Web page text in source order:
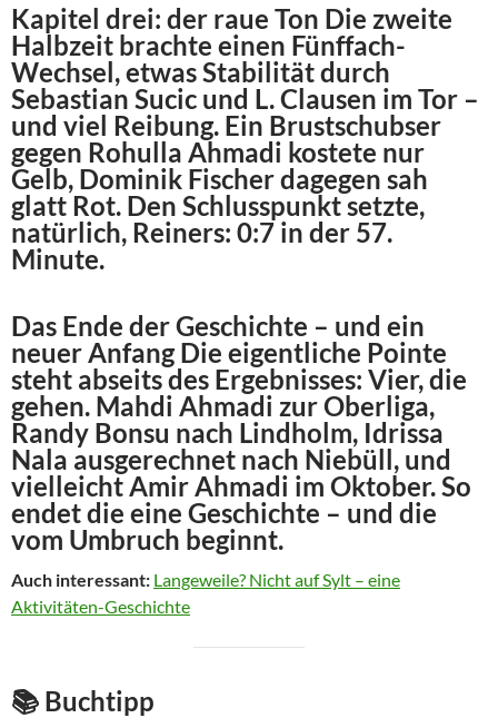
Kapitel drei: der raue Ton Die zweite
Halbzeit brachte einen Fünffach-
Wechsel, etwas Stabilität durch
Sebastian Sucic und L. Clausen im Tor –
und viel Reibung. Ein Brustschubser
gegen Rohulla Ahmadi kostete nur
Gelb, Dominik Fischer dagegen sah
glatt Rot. Den Schlusspunkt setzte,
natürlich, Reiners: 0:7 in der 57.
Minute.
Das Ende der Geschichte – und ein
neuer Anfang Die eigentliche Pointe
steht abseits des Ergebnisses: Vier, die
gehen. Mahdi Ahmadi zur Oberliga,
Randy Bonsu nach Lindholm, Idrissa
Nala ausgerechnet nach Niebüll, und
vielleicht Amir Ahmadi im Oktober. So
endet die eine Geschichte – und die
vom Umbruch beginnt.
Auch interessant: Langeweile? Nicht auf Sylt – eine
Aktivitäten-Geschichte
📚 Buchtipp